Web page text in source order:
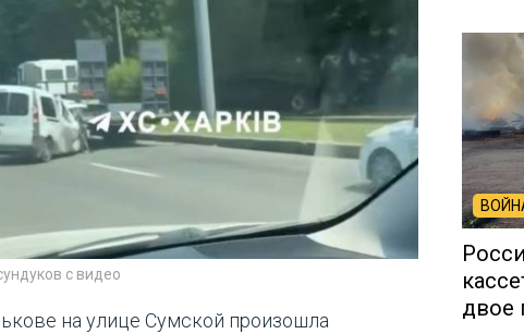
с видео
на улице Сумской произошла
двое